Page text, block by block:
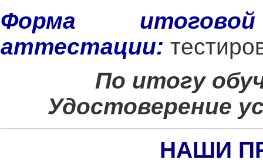
Форма
аттестации:
По итогу
Удостоверение
НАШИ